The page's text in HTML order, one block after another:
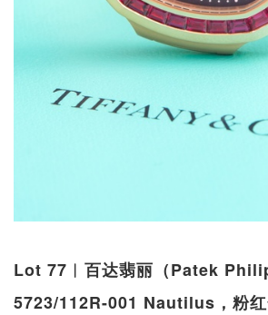
Lot 77︱百达翡丽（Patek
5723/112R-001 Nautilus，粉